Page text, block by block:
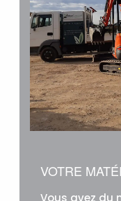
VOTRE
Vous avez du